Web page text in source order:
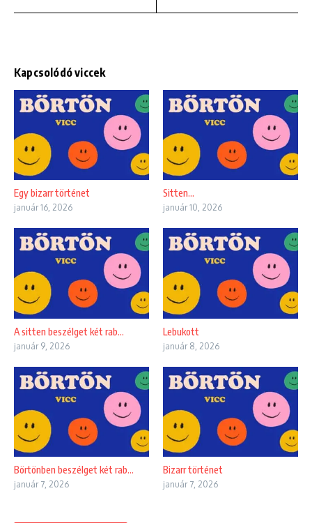
Kapcsolódó viccek
Egy bizarr történet
január 16, 2026
Sitten…
január 10, 2026
A sitten beszélget két rab…
január 9, 2026
Lebukott
január 8, 2026
Börtönben beszélget két rab…
január 7, 2026
Bizarr történet
január 7, 2026